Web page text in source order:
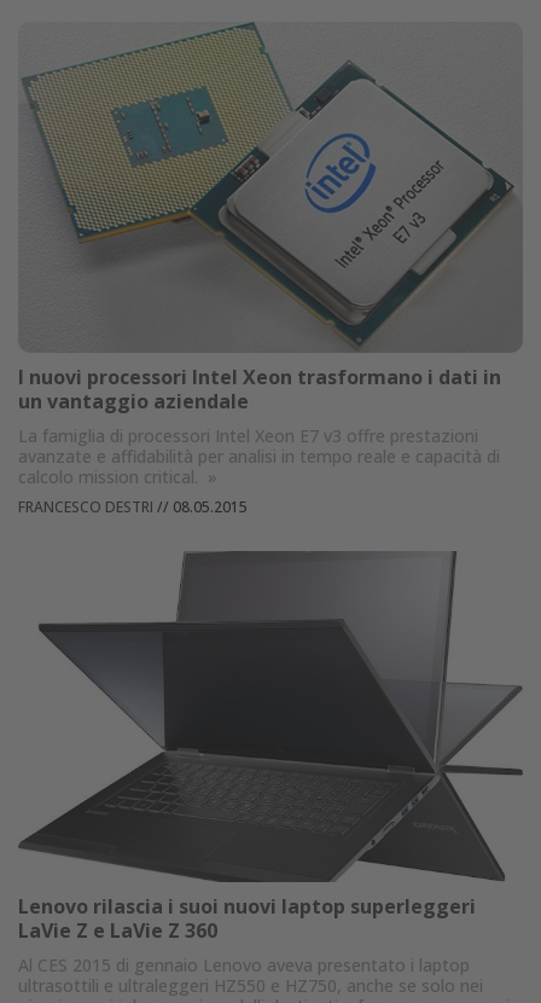
I nuovi processori Intel Xeon trasformano i dati in
un vantaggio aziendale
La famiglia di processori Intel Xeon E7 v3 offre prestazioni
avanzate e affidabilità per analisi in tempo reale e capacità di
calcolo mission critical. »
FRANCESCO DESTRI // 08.05.2015
Lenovo rilascia i suoi nuovi laptop superleggeri
LaVie Z e LaVie Z 360
Al CES 2015 di gennaio Lenovo aveva presentato i laptop
ultrasottili e ultraleggeri HZ550 e HZ750, anche se solo nei